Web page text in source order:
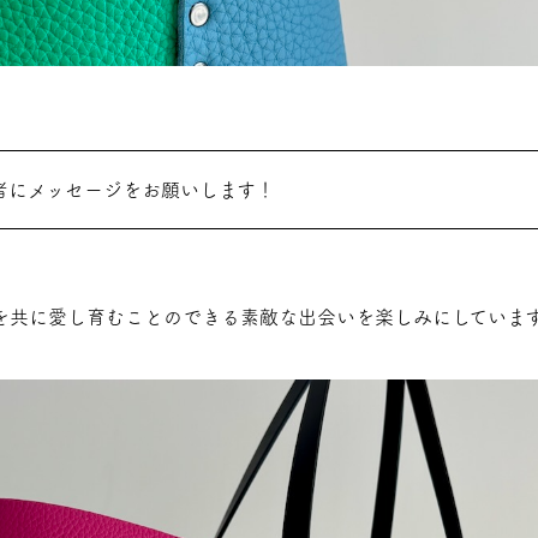
メッセージをお願いします！
に愛し育むことのできる素敵な出会いを楽しみにしていま